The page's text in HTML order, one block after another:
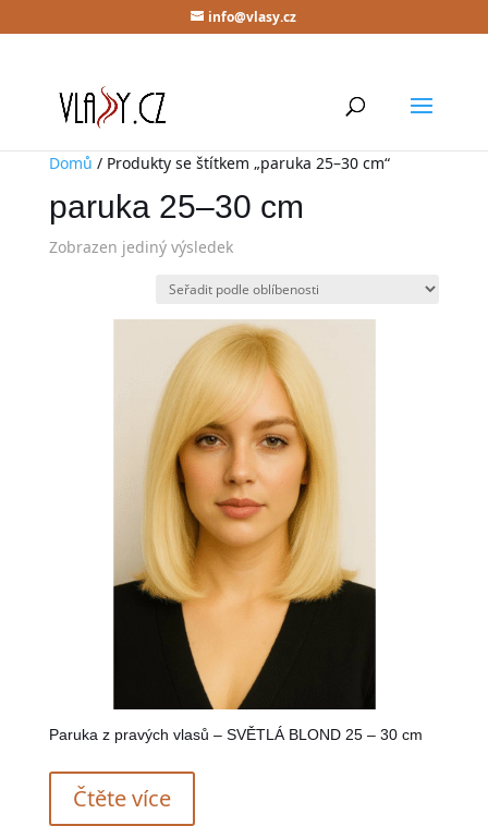
info@vlasy.cz
Domů / Produkty se štítkem „paruka 25–30 cm“
paruka 25–30 cm
Zobrazen jediný výsledek
Paruka z pravých vlasů – SVĚTLÁ BLOND 25 – 30 cm
Čtěte více